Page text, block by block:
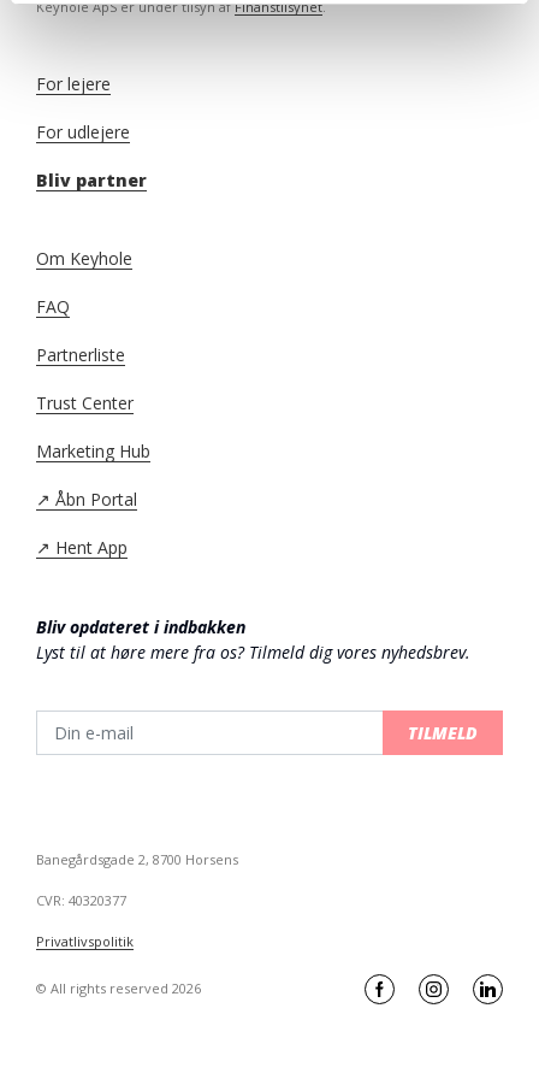
Keyhole ApS er under tilsyn afFinanstilsynet.
For lejere
For udlejere
Bliv partner
Om Keyhole
FAQ
Partnerliste
Trust Center
Marketing Hub
↗️ Åbn Portal
↗️ Hent App
Bliv opdateret i indbakken
Lyst til at høre mere fra os? Tilmeld dig vores nyhedsbrev.
TILMELD
Banegårdsgade 2, 8700 Horsens
CVR: 40320377
Privatlivspolitik
© All rights reserved 2026